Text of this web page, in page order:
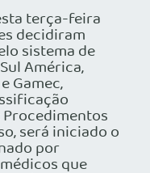
terça-feira
decidiram
sistema de
América,
Gamec,
será iniciado o
por
que